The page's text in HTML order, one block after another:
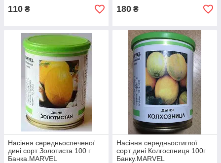
110 ₴ 180 ₴
Насіння середньоспеченої
дині сорт Золотиста 100 г
Банка.MARVEL
Насіння середньостиглої
сорт дині Колгоспниця 100г
Банку.MARVEL